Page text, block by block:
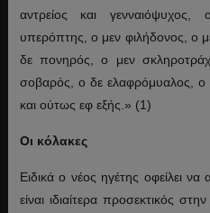
αντρείος και
υπερόπτης, ο μεν φιλήδονος, ο
δε πονηρός, ο μεν
σοβαρός, ο δε ελαφρόμυαλος,
και ούτως εφ εξής.» (1)
Οι κόλακες
Ειδικά ο νέος ηγέτης οφείλει
είναι ιδιαίτερα προσεκτικός